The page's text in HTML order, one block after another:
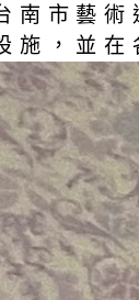
南市藝
施，並